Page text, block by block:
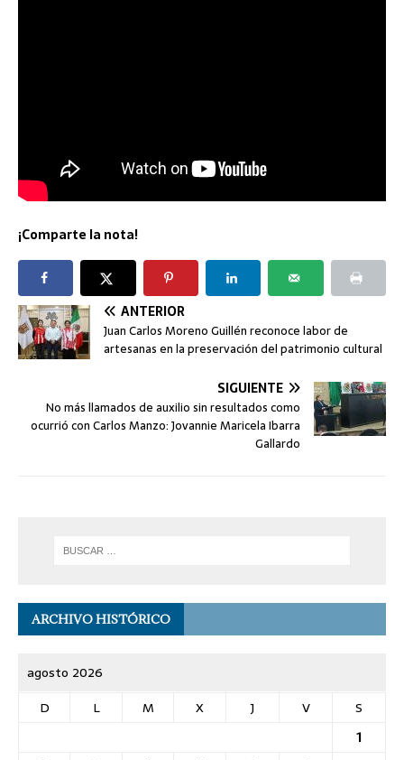
¡Comparte la nota!
ANTERIOR
Juan Carlos Moreno Guillén reconoce labor de
artesanas en la preservación del patrimonio cultural
SIGUIENTE
No más llamados de auxilio sin resultados como
ocurrió con Carlos Manzo: Jovannie Maricela Ibarra
Gallardo
ARCHIVO HISTÓRICO
agosto 2026
D
L M X J V
S
1